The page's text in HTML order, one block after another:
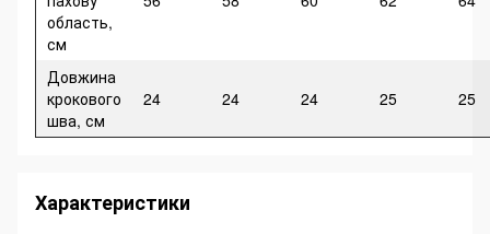
область,
см
Довжина
крокового
шва, см
24 24 24 25 25
Характеристики